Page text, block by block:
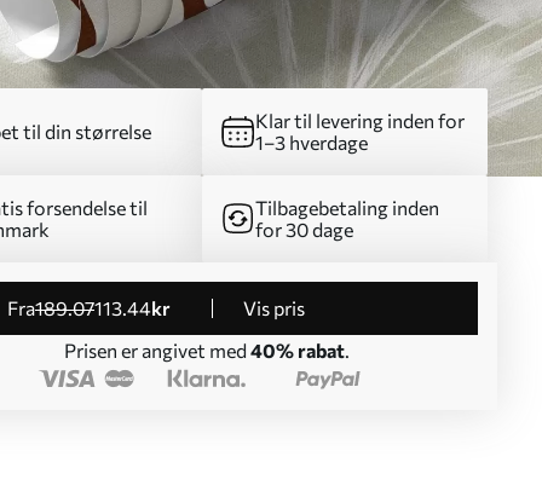
til din størrelse
Klar til levering inden for
1–3 hverdage
forsendelse til
Tilbagebetaling inden
for 30 dage
fra189.07113.44kr
Vis pris
Prisen er angivet med 40% rabat.